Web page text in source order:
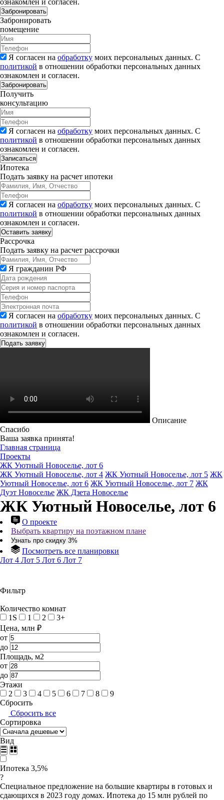
ознакомлен и согласен.
Забронировать
Забронировать
помещение
Я согласен на обработку моих персональных данных. С
политикой в отношении обработки персональных данных
ознакомлен и согласен.
Забронировать
Получить
консультацию
Я согласен на обработку моих персональных данных. С
политикой в отношении обработки персональных данных
ознакомлен и согласен.
Записаться
Ипотека
Подать заявку на расчет ипотеки
Я согласен на обработку моих персональных данных. С
политикой в отношении обработки персональных данных
ознакомлен и согласен.
Рассрочка
Подать заявку на расчет рассрочки
Я гражданин РФ
Я согласен на обработку моих персональных данных. С
политикой в отношении обработки персональных данных
ознакомлен и согласен.
Описание
Спасибо
Ваша заявка принята!
Главная страница
Проекты
ЖК Уютный Новоселье, лот 6
ЖК Уютный Новоселье, лот 4 ЖК Уютный Новоселье, лот 5 ЖК
Уютный Новоселье, лот 6 ЖК Уютный Новоселье, лот 7 ЖК
Дуэт Новоселье ЖК Дзета Новоселье
ЖК Уютный Новоселье, лот 6
О проекте
Выбрать квартиру на поэтажном плане
Узнать про скидку 3%
Посмотреть все планировки
Лот 4 Лот 5 Лот 6 Лот 7
Фильтр
Количество комнат
1S
1 2
3+
Цена, млн ₽
от
до
Площадь, м2
от
до
Этажи
2
3 4 5 6 7 8
9
Сбросить
Сбросить все
Сортировка
Вид
Ипотека 3,5%
?
Специальное предложение на большие квартиры в готовых и
сдающихся в 2023 году домах. Ипотека до 15 млн рублей по